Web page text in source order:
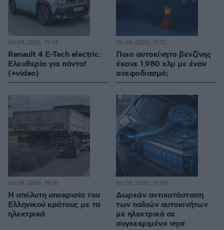
Renault 4 E-Tech electric:
Ελευθερία για πάντα!
(+video)
06.08.2026, 19:14
Ποιο αυτοκίνητο βενζίνης
έκανε 1.980 χλμ με έναν
ανεφοδιασμό;
06.08.2026, 19:12
Η απόλυτη υποκρισία του
Ελληνικού κράτους με τα
ηλεκτρικά
06.08.2026, 19:10
Δωρεάν αντικατάσταση
των παλιών αυτοκινήτων
με ηλεκτρικά σε
συγκεκριμένο νησί
06.08.2026, 19:09